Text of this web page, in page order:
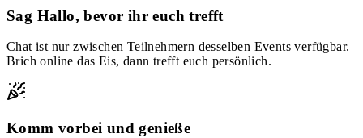
Sag Hallo, bevor ihr euch trefft
Chat ist nur zwischen Teilnehmern desselben Events verfügbar.
Brich online das Eis, dann trefft euch persönlich.
Komm vorbei und genieße